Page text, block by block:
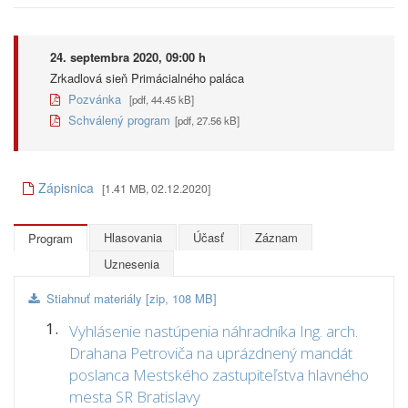
24. septembra 2020, 09:00 h
Zrkadlová sieň Primácialného paláca
Pozvánka [pdf, 44.45 kB]
Schválený program [pdf, 27.56 kB]
Zápisnica [1.41 MB, 02.12.2020]
Program Hlasovania Účasť
Záznam
Uznesenia
Stiahnuť materiály [zip, 108 MB]
1. Vyhlásenie nastúpenia náhradníka Ing. arch.
Drahana Petroviča na uprázdnený mandát
poslanca Mestského zastupiteľstva hlavného
mesta SR Bratislavy